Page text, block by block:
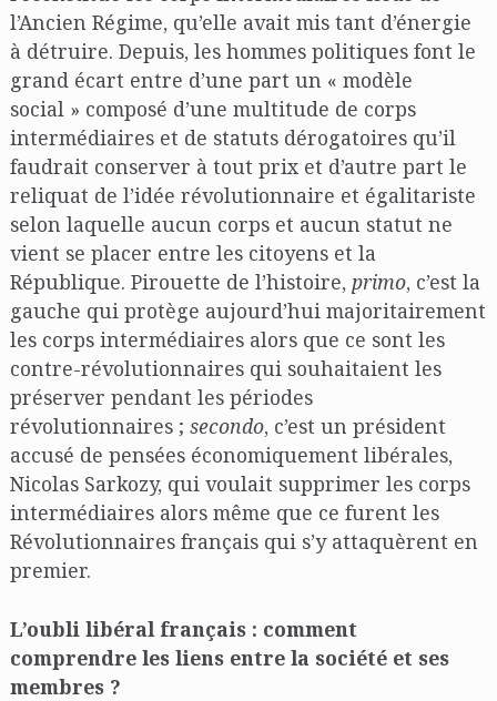
l’Ancien Régime, qu’elle avait mis tant d’énergie
à détruire. Depuis, les hommes politiques font le
grand écart entre d’une part un « modèle
social » composé d’une multitude de corps
intermédiaires et de statuts dérogatoires qu’il
faudrait conserver à tout prix et d’autre part le
reliquat de l’idée révolutionnaire et égalitariste
selon laquelle aucun corps et aucun statut ne
vient se placer entre les citoyens et la
République. Pirouette de l’histoire, primo, c’est la
gauche qui protège aujourd’hui majoritairement
les corps intermédiaires alors que ce sont les
contre-révolutionnaires qui souhaitaient les
préserver pendant les périodes
révolutionnaires ; secondo, c’est un président
accusé de pensées économiquement libérales,
Nicolas Sarkozy, qui voulait supprimer les corps
intermédiaires alors même que ce furent les
Révolutionnaires français qui s’y attaquèrent en
premier.
L’oubli libéral français : comment
comprendre les liens entre la société et ses
membres ?